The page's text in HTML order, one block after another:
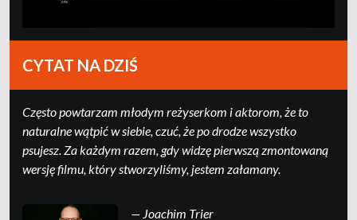
CYTAT NA DZIŚ
Często powtarzam młodym reżyserkom i aktorom, że to
naturalne wątpić w siebie, czuć, że po drodze wszystko
psujesz. Za każdym razem, gdy widzę pierwszą zmontowaną
wersję filmu, który stworzyliśmy, jestem załamany.
— Joachim Trier